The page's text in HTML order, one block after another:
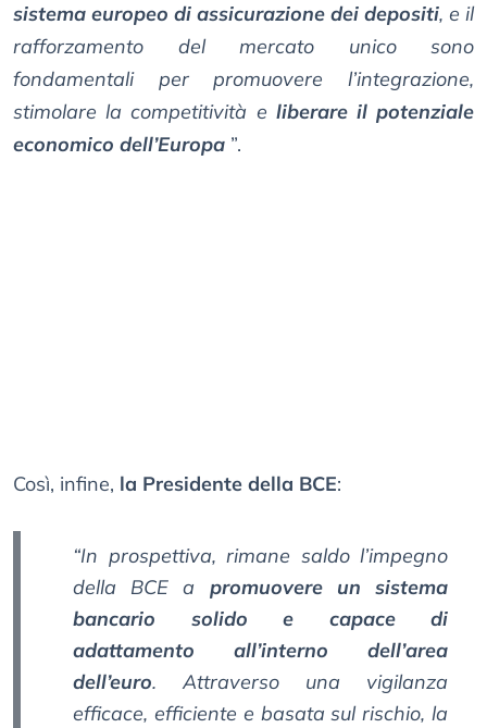
sistema europeo di assicurazione dei depositi, e il
rafforzamento del mercato unico sono
fondamentali per promuovere l’integrazione,
stimolare la competitività e liberare il potenziale
economico dell’Europa ”.
Così, infine, la Presidente della BCE:
“In prospettiva, rimane saldo l’impegno
della BCE a promuovere un sistema
bancario solido e capace di
adattamento all’interno dell’area
dell’euro. Attraverso una vigilanza
efficace, efficiente e basata sul rischio, la